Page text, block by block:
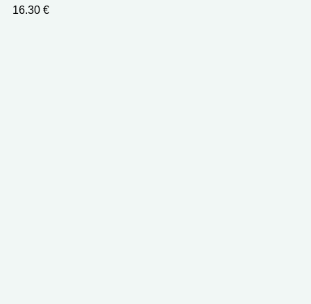
16.30 €